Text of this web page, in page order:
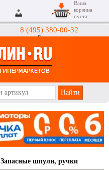
8 (495) 380-00-32
Гипермаркеты
Ваша
корзина
пуста
Запасные шпули, ручки